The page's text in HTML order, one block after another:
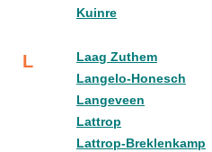
Kuinre
L
Laag Zuthem
Langelo-Honesch
Langeveen
Lattrop
Lattrop-Breklenkamp